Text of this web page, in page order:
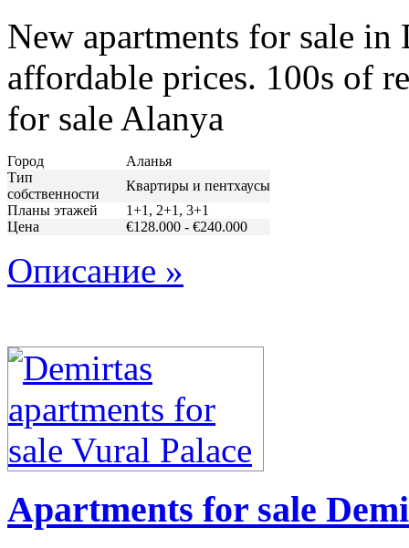
New apartments for sale
affordable prices. 100s of
for sale Alanya
Город
Аланья
Тип
собственности
Квартиры и пентхаусы
Планы этажей
1+1, 2+1, 3+1
Цена
€128.000 - €240.000
Описание »
Apartments for sale